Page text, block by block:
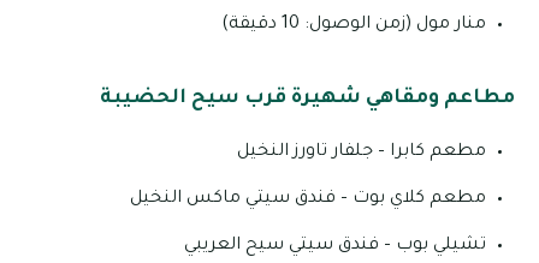
منار مول (زمن الوصول: 10 دقيقة)
مطاعم ومقاهي شهيرة قرب سيح الحضيبة
مطعم كابرا – جلفار تاورز النخيل
مطعم كلاي بوت – فندق سيتي ماكس النخيل
تشيلي بوب – فندق سيتي سيح العريبي